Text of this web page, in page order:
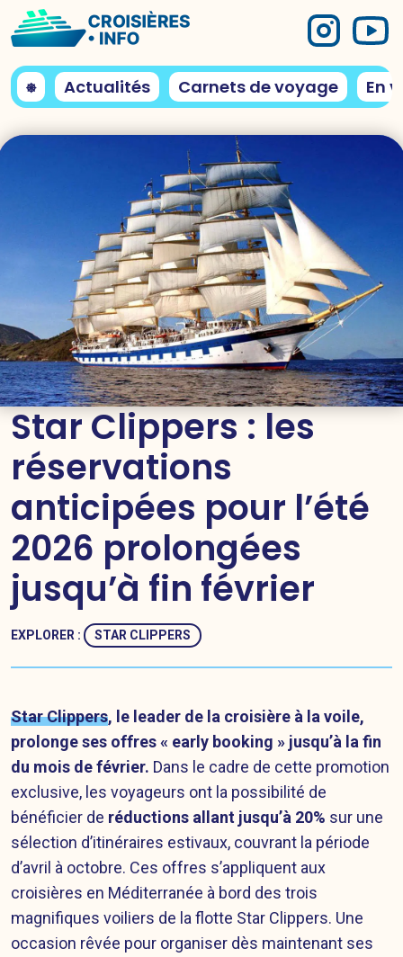
⎈ Actualités Carnets de voyage En
Star Clippers : les
réservations
anticipées pour l’été
2026 prolongées
jusqu’à fin février
EXPLORER : STAR CLIPPERS
Star Clippers, le leader de la croisière à la voile,
prolonge ses offres « early booking » jusqu’à la fin
du mois de février. Dans le cadre de cette promotion
exclusive, les voyageurs ont la possibilité de
bénéficier de réductions allant jusqu’à 20% sur une
sélection d’itinéraires estivaux, couvrant la période
d’avril à octobre. Ces offres s’appliquent aux
croisières en Méditerranée à bord des trois
magnifiques voiliers de la flotte Star Clippers. Une
occasion rêvée pour organiser dès maintenant ses